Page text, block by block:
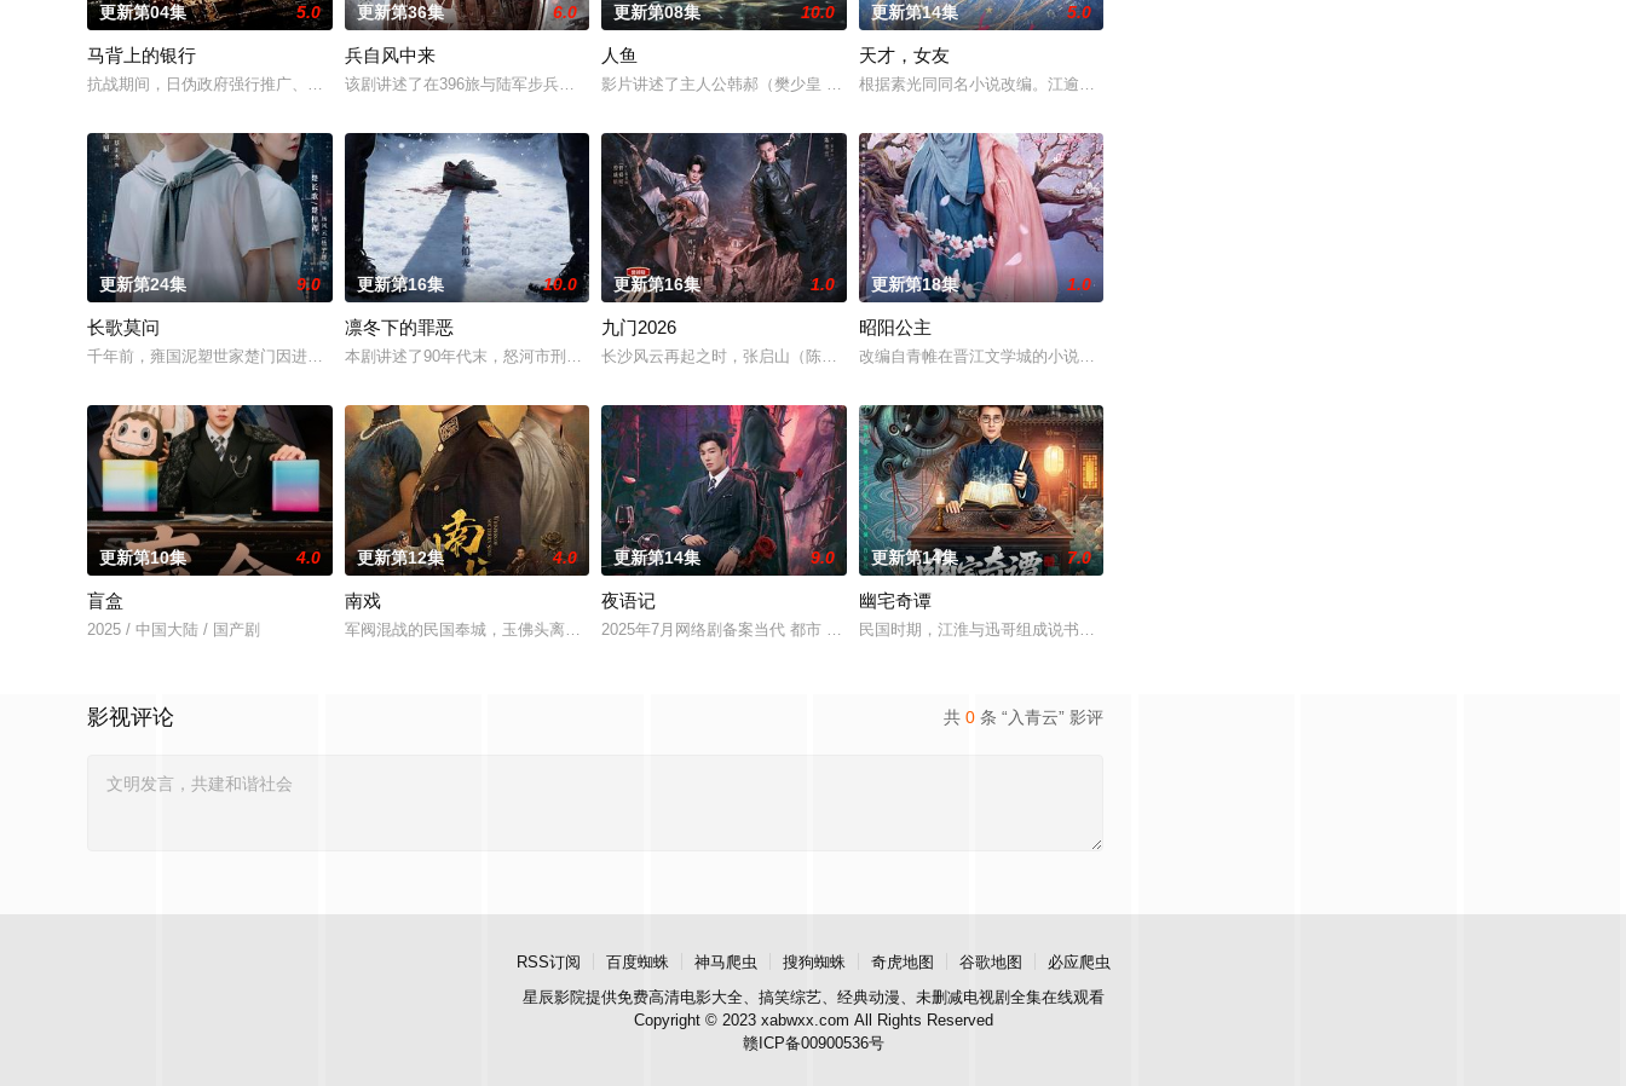
更新第04集 5.0
马背上的银行
抗战期间，日伪政府强行推广、使用由“中国准备银行”发行的伪钞货币。根据党中央指示，高景波、徐邵梁、孙希光和黄鹰等人开始筹
更新第36集 6.0
兵自风中来
该剧讲述了在396旅与陆军步兵学院联合举办的小型军事演习中，郭子剑因不满演习流于形式，假传指令要求真打实抗，虽引发哗然，
更新第08集 10.0
人鱼
影片讲述了主人公韩郝（樊少皇 饰）为了营救意外被困秘密实验室的儿子，勇往直前与不明生物“人鱼”斗智斗勇，凭借着坚韧的信念
更新第14集 5.0
天才，女友
根据素光同同名小说改编。江逾白长大以后，林知夏忽然对他说：“江逾白，我喜欢你，哲学和生物学意义上的
更新第24集 9.0
长歌莫问
千年前，雍国泥塑世家楚门因进贡的“十二生肖”离奇流血炸裂，惨遭满门流放，楚父以死鸣冤。楚家大小姐楚梓鸢带着滔天恨意，在屠
更新第16集 10.0
凛冬下的罪恶
本剧讲述了90年代末，怒河市刑侦支队在无普及监控、无DNA鉴定技术的支持下，通过摸排、勘查等传统刑侦手段，接连破获数起重
更新第16集 1.0
九门2026
长沙风云再起之时，张启山（陈伟霆 饰）与吴老狗（曾舜晞 饰）强强联手，携手霍仙姑（陈瑶 饰）与九门诸人共赴冒险奇局。一桩
更新第18集 1.0
昭阳公主
改编自青帷在晋江文学城的小说《平阳公主》。
更新第10集 4.0
盲盒
2025 / 中国大陆 / 国产剧
更新第12集 4.0
南戏
军阀混战的民国奉城，玉佛头离奇失窃，戏班主横尸戏台，将冷血少帅许又安与昆曲名伶荣筱楠推向不死不休的对立绝境。而他们不知，
更新第14集 9.0
夜语记
2025年7月网络剧备案当代 都市 海南越酷文化传媒有限公司
更新第14集 7.0
幽宅奇谭
民国时期，江淮与迅哥组成说书班子，偶遇“白天人住屋，晚上鬼占房”的阴阳宅，江淮被掳走配“阴婚”。他与女
共 0 条 “入青云” 影评
影视评论
RSS订阅 百度蜘蛛 神马爬虫 搜狗蜘蛛 奇虎地图 谷歌地图
必应爬虫
星辰影院提供免费高清电影大全、搞笑综艺、经典动漫、未删减电视剧全集在线观看
Copyright © 2023 xabwxx.com All Rights Reserved
赣ICP备00900536号